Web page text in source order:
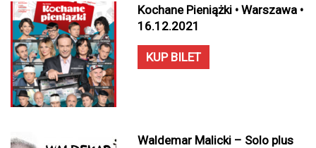
Kochane Pieniążki • Warszawa •
16.12.2021
KUP BILET
Waldemar Malicki – Solo plus